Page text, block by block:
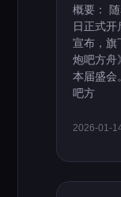
概要：
日正式开
宣布，
炮吧方舟
本届盛会
吧方
2026-01-